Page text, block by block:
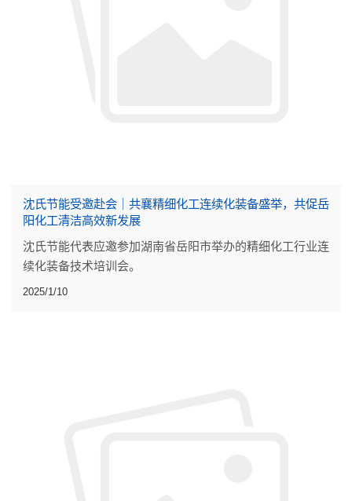
沈氏节能受邀赴会｜共襄精细化工连续化装备盛举，共促岳
阳化工清洁高效新发展
沈氏节能代表应邀参加湖南省岳阳市举办的精细化工行业连
续化装备技术培训会。
2025/1/10